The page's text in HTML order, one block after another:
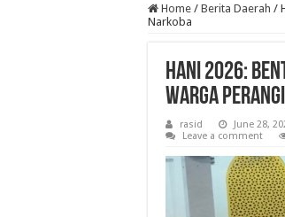
Home / Berita Daerah /
Narkoba
HANI 2026:
Warga
rasid June 28,
Leave a comment